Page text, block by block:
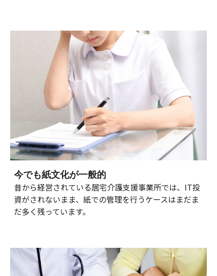
今でも紙文化が一般的
昔から経営されている居宅介護支援事業所では、IT投
資がされないまま、紙での管理を行うケースはまだま
だ多く残っています。